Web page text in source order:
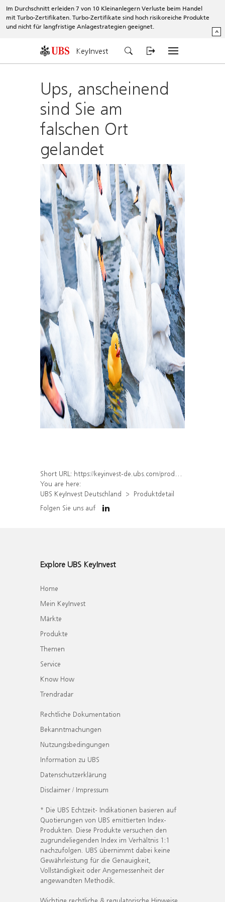
Im Durchschnitt erleiden 7 von 10 Kleinanlegern Verluste beim Handel
mit Turbo-Zertifikaten. Turbo-Zertifikate sind hoch risikoreiche Produkte
und nicht für langfristige Anlagestrategien geeignet.
^
KeyInvest
Ups, anscheinend
sind Sie am
falschen Ort
gelandet
Short URL: https://keyinvest-de.ubs.com/produkt/detail/index/isin/DE000WA5PJ63
You are here:
UBS KeyInvest Deutschland
Produktdetail
Folgen Sie uns auf
Explore UBS KeyInvest
Home
Mein KeyInvest
Märkte
Produkte
Themen
Service
Know How
Trendradar
Rechtliche Dokumentation
Bekanntmachungen
Nutzungsbedingungen
Information zu UBS
Datenschutzerklärung
Disclaimer / Impressum
* Die UBS Echtzeit- Indikationen basieren auf
Quotierungen von UBS emittierten Index-
Produkten. Diese Produkte versuchen den
zugrundeliegenden Index im Verhältnis 1:1
nachzufolgen. UBS übernimmt dabei keine
Gewährleistung für die Genauigkeit,
Vollständigkeit oder Angemessenheit der
angewandten Methodik.